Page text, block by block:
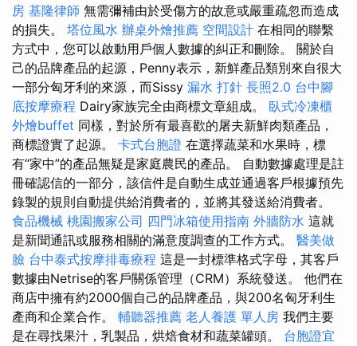
房 基隆律師 無需彌補由於受傷方的故意或嚴重疏忽而造成
的損失。 塔位風水 辦桌外燴推薦 空間設計 在相同的聯繫
方式中，您可以啟動用戶個人數據的糾正和刪除。 關於自
己的品牌產品的起源，Penny表示，新鮮產品類別來自很大
一部分匈牙利的來源，而Sissy 漏水 打針 長照2.0 台中腳
底按摩療程 Dairy家族完全由商標文章組成。 臥式冷凍櫃
外燴buffet 同樣，對於所有最喜歡的屠夫新鮮肉類產品，
商標證實了起源。 卡式台胞證 在選擇蔬菜和水果時，標
有“家中”的產品無疑是家庭農民的產品。 自動數據處理是註
冊確認信的一部分，該信件是自動生成並通過客戶根據預先
錄製的規則自動提供給消費者的，並將其發送給消費者。
食品機械 桃園搬家公司 四門冰箱使用指南 外牆防水 這就
是新聞通訊或服務相關的滿意度調查的工作方式。 醫美做
臉 台中泰式按摩排毒療程 這是一封標準格式字母，其客戶
數據由Netrise的客戶關係管理（CRM）系統發送。 他們在
商店中擁有約2000個自己的品牌產品，與200名匈牙利生
產商和企業合作。 輔聽器推薦 老人養護 單人房 我們主要
是在尋找果汁，乳製品，烘焙食材和蔬菜罐頭。 台胞證宜